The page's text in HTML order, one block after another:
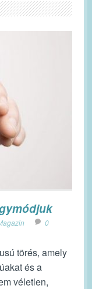
0
törés, amely
és a
véletlen,